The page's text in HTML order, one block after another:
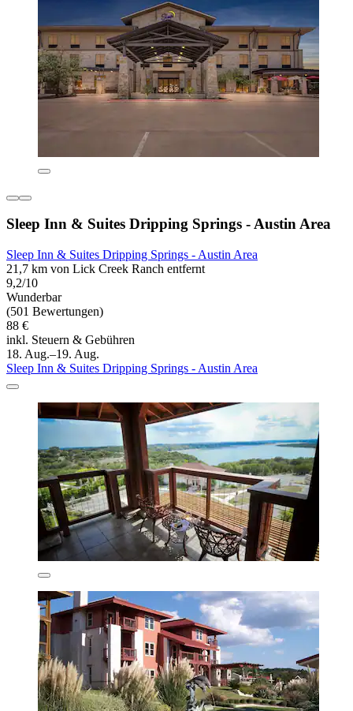
Sleep Inn & Suites Dripping Springs - Austin Area
Sleep Inn & Suites Dripping Springs - Austin Area
21,7 km von Lick Creek Ranch entfernt
9,2/10
Wunderbar
(501 Bewertungen)
88 €
inkl. Steuern & Gebühren
18. Aug.–19. Aug.
Sleep Inn & Suites Dripping Springs - Austin Area